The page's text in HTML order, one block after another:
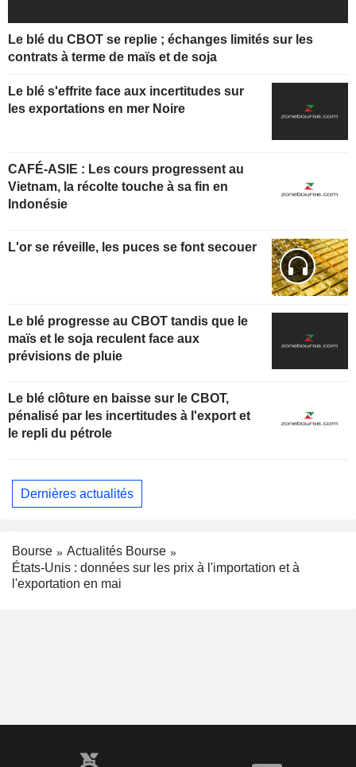
Le blé du CBOT se replie ; échanges limités sur les
contrats à terme de maïs et de soja
Le blé s'effrite face aux incertitudes sur
les exportations en mer Noire
CAFÉ-ASIE : Les cours progressent au
Vietnam, la récolte touche à sa fin en
Indonésie
L'or se réveille, les puces se font secouer
Le blé progresse au CBOT tandis que le
maïs et le soja reculent face aux
prévisions de pluie
Le blé clôture en baisse sur le CBOT,
pénalisé par les incertitudes à l'export et
le repli du pétrole
Dernières actualités
Bourse
Actualités Bourse
États-Unis : données sur les prix à l'importation et à
l'exportation en mai